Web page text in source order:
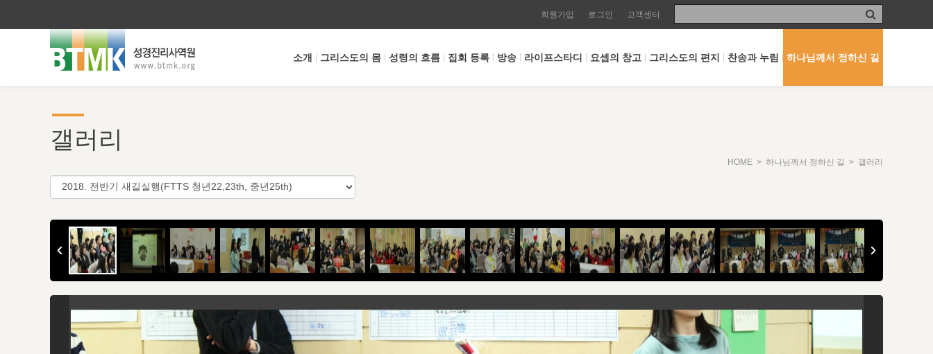
회원가입 로그인 고객센터
소개 그리스도의 몸 성령의 흐름 집회 등록 방송 라이프스타디 요셉의 창고 그리스도의 편지 찬송과 누림 하나님께서 정하신 길
갤러리
HOME > 하나님께서 정하신 길 > 갤러리